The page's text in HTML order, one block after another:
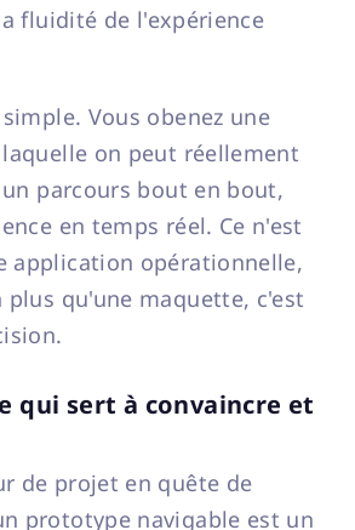
fluidité de l'expérience
Vous obenez une
on peut réellement
parcours bout en bout,
en temps réel. Ce n'est
application opérationnelle,
plus qu'une maquette, c'est
qui sert à convaincre et
de projet en quête de
prototype navigable est un